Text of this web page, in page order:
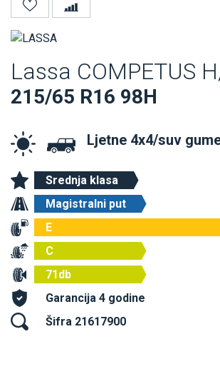
Lassa COMPETUS
215/65 R16 98H
Ljetne 4x4/suv
Srednja klasa
Magistralni put
E
C
71db
Garancija 4 godine
Šifra 21617900